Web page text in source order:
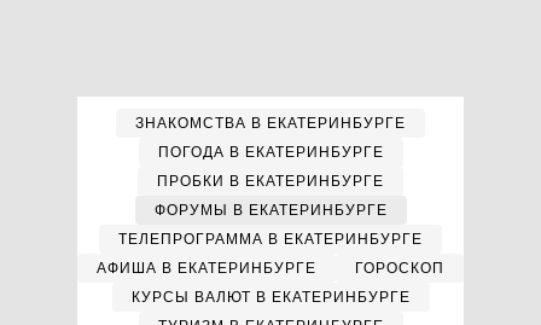
ЗНАКОМСТВА В ЕКАТЕРИНБУРГЕ
ПОГОДА В ЕКАТЕРИНБУРГЕ
ПРОБКИ В ЕКАТЕРИНБУРГЕ
ФОРУМЫ В ЕКАТЕРИНБУРГЕ
ТЕЛЕПРОГРАММА В ЕКАТЕРИНБУРГЕ
АФИША В ЕКАТЕРИНБУРГЕ
ГОРОСКОП
КУРСЫ ВАЛЮТ В ЕКАТЕРИНБУРГЕ